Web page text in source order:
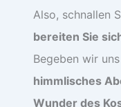
Also, schnallen
bereiten Sie
Begeben wir
himmlisches
Wunder des